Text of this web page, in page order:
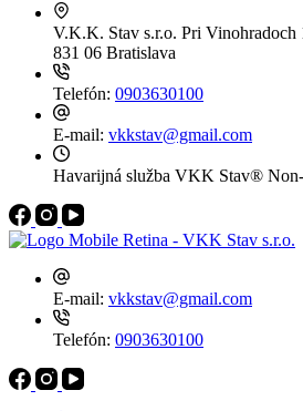
V.K.K. Stav s.r.o. Pri Vinohradoch
831 06 Bratislava
Telefón: 0903630100
E-mail: vkkstav@gmail.com
Havarijná služba VKK Stav®
E-mail: vkkstav@gmail.com
Telefón: 0903630100